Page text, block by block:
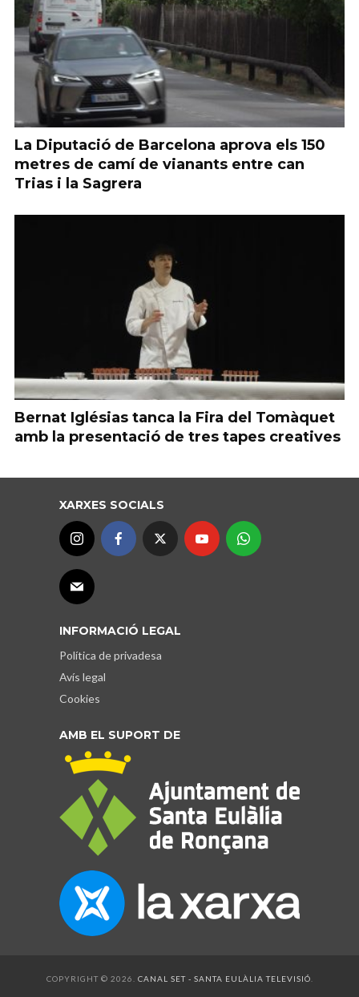
La Diputació de Barcelona aprova els 150
metres de camí de vianants entre can
Trias i la Sagrera
Bernat Iglésias tanca la Fira del Tomàquet
amb la presentació de tres tapes creatives
XARXES SOCIALS
INFORMACIÓ LEGAL
Política de privadesa
Avís legal
Cookies
AMB EL SUPORT DE
COPYRIGHT © 2026. CANAL SET - SANTA EULÀLIA TELEVISIÓ